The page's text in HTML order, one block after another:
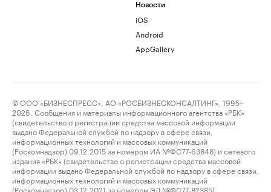
Новости
iOS
Android
AppGallery
© ООО «БИЗНЕСПРЕСС», АО «РОСБИЗНЕСКОНСАЛТИНГ», 1995–
2026. Сообщения и материалы информационного агентства «РБК»
(свидетельство о регистрации средства массовой информации
выдано Федеральной службой по надзору в сфере связи,
информационных технологий и массовых коммуникаций
(Роскомнадзор) 09.12.2015 за номером ИА №ФС77-63848) и сетевого
издания «РБК» (свидетельство о регистрации средства массовой
информации выдано Федеральной службой по надзору в сфере связи,
информационных технологий и массовых коммуникаций
(Роскомнадзор) 03.12.2021 за номером ЭЛ №ФС77-82385)